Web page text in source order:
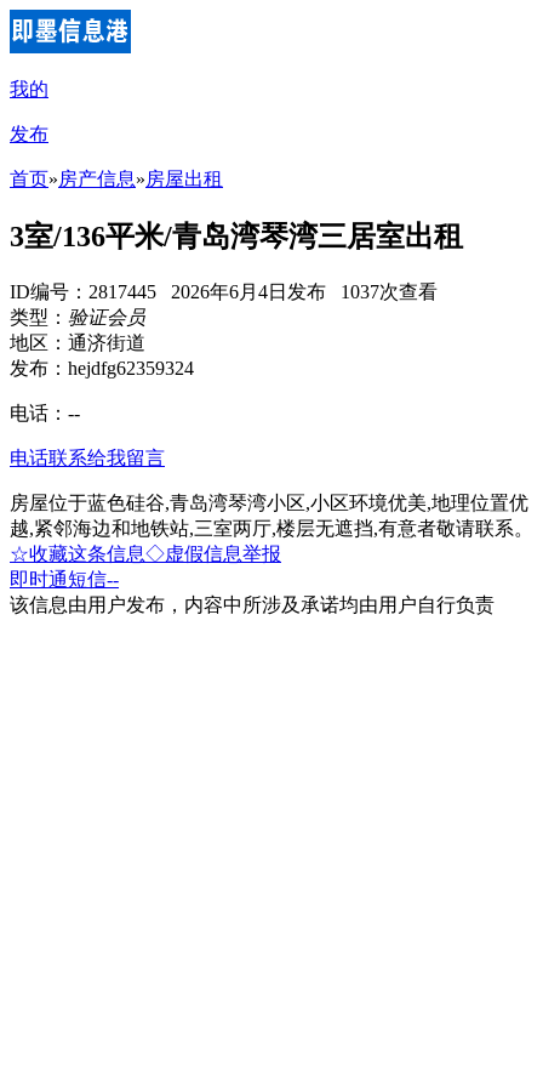
我的
发布
首页»房产信息»房屋出租
3室/136平米/青岛湾琴湾三居室出租
ID编号：2817445 2026年6月4日发布 1037次查看
类型： 验证会员
地区：通济街道
发布：hejdfg62359324
电话： --
电话联系给我留言
房屋位于蓝色硅谷,青岛湾琴湾小区,小区环境优美,地理位置优
越,紧邻海边和地铁站,三室两厅,楼层无遮挡,有意者敬请联系。
☆收藏这条信息◇虚假信息举报
即时通短信--
该信息由用户发布，内容中所涉及承诺均由用户自行负责